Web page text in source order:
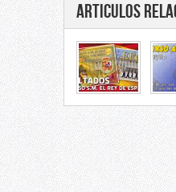
Articulos